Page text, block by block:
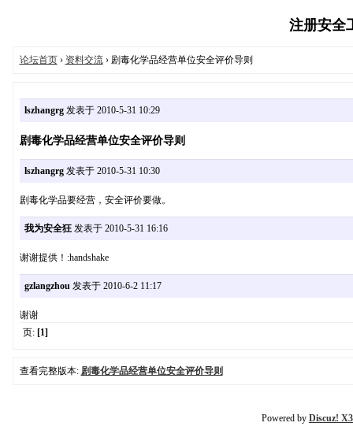
注册安全
论坛首页› 资料交流› 剧毒化学品经营单位安全评价导则
lszhangrg发表于 2010-5-31 10:29
剧毒化学品经营单位安全评价导则
lszhangrg发表于 2010-5-31 10:30
剧毒化学品要经营，安全评价要做。
我为安全狂发表于 2010-5-31 16:16
谢谢提供！:handshake
gzlangzhou发表于 2010-6-2 11:17
谢谢
页: [1]
查看完整版本: 剧毒化学品经营单位安全评价导则
Powered by Discuz!